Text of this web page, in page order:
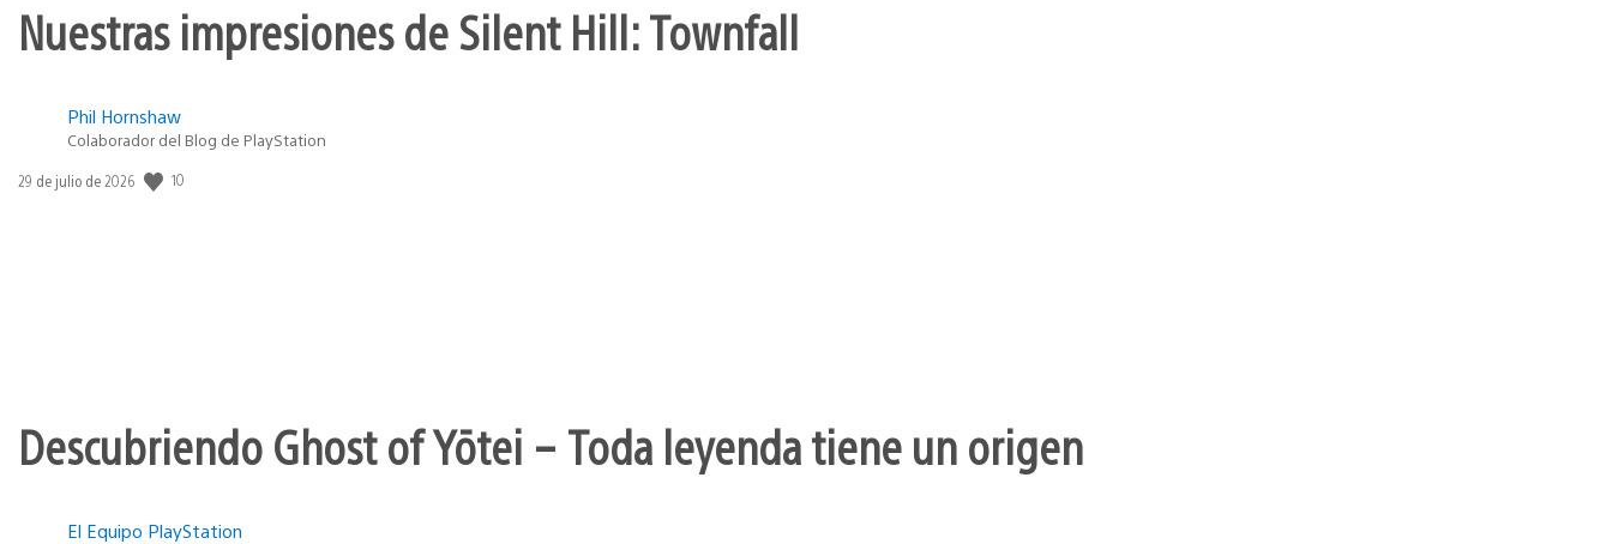
Nuestras impresiones de Silent Hill: Townfall
Phil Hornshaw
Colaborador del Blog de PlayStation
Fecha
29 de julio de 2026 10
Descubriendo Ghost of Yōtei – Toda leyenda tiene un origen
El Equipo PlayStation